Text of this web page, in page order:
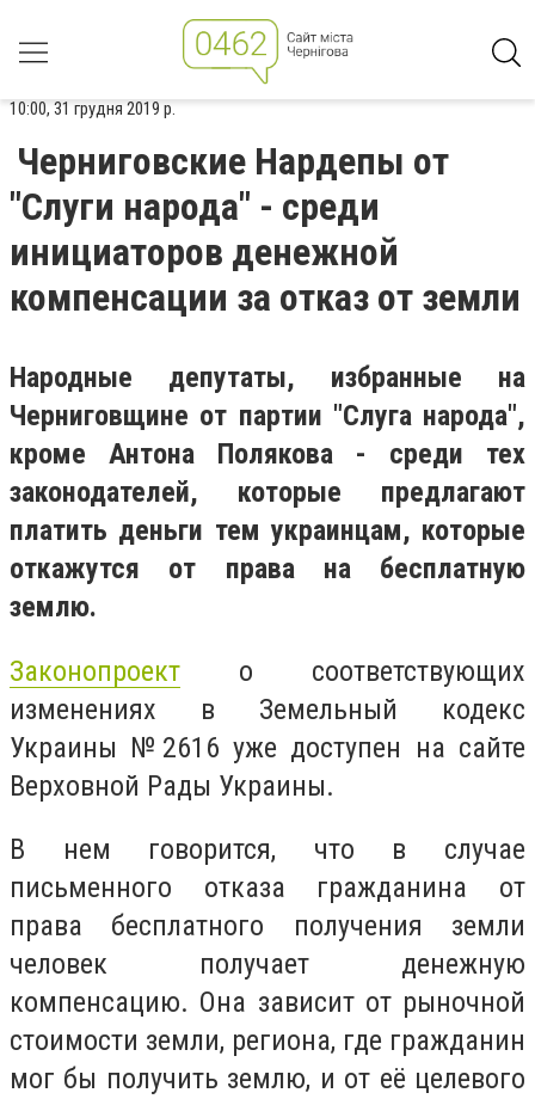
10:00, 31 грудня 2019 р.
Черниговские Нардепы от
"Слуги народа" - среди
инициаторов денежной
компенсации за отказ от земли
Народные депутаты, избранные на
Черниговщине от партии "Слуга народа",
кроме Антона Полякова - среди тех
законодателей, которые предлагают
платить деньги тем украинцам, которые
откажутся от права на бесплатную
землю.
Законопроект о соответствующих
изменениях в Земельный кодекс
Украины №2616 уже доступен на сайте
Верховной Рады Украины.
В нем говорится, что в случае
письменного отказа гражданина от
права бесплатного получения земли
человек получает денежную
компенсацию. Она зависит от рыночной
стоимости земли, региона, где гражданин
мог бы получить землю, и от её целевого